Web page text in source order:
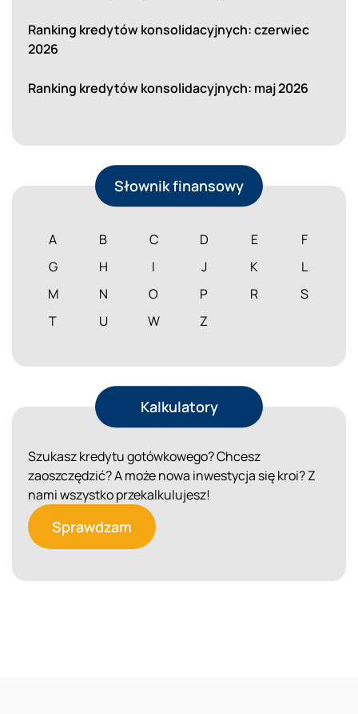
Ranking kredytów konsolidacyjnych: czerwiec
2026
Ranking kredytów konsolidacyjnych: maj 2026
Słownik finansowy
A B C D E
F
G
H I J K
L
M
N O P R
S
T
U W Z
Kalkulatory
Szukasz kredytu gotówkowego? Chcesz
zaoszczędzić? A może nowa inwestycja się kroi? Z
nami wszystko przekalkulujesz!
Sprawdzam